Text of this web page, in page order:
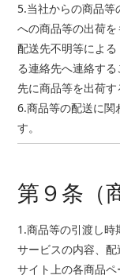
5.当社からの商品
への商品等の出荷を
配送先不明等によ
る連絡先へ連絡す
先に商品等を出荷す
6.商品等の配送に関
す。
第９条（
1.商品等の引渡し時
サービスの内容、
サイト上の各商品